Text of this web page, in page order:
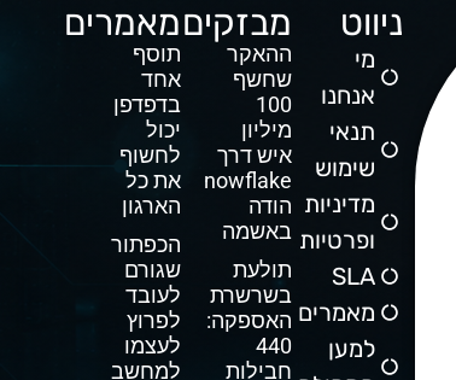
ניווט
מי
אנחנו
תנאי
שימוש
מדיניות
ופרטיות
SLA
מאמרים
למען
מבזקים
ההאקר
שחשף
100
מיליון
איש דרך
Snowflake
הודה
באשמה
תולעת
בשרשרת
האספקה:
440
חבילות
מאמרים
תוסף
אחד
בדפדפן
יכול
לחשוף
את כל
הארגון
הכפתור
שגורם
לעובד
לפרוץ
לעצמו
למחשב